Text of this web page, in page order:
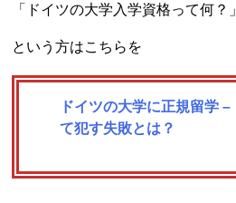
「ドイツの大学入学資格って何？」
という方はこちらを
ドイツの大学に正規留学
て犯す失敗とは？